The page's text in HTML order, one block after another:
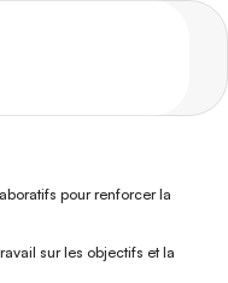
pour renforcer la
sur les objectifs et la